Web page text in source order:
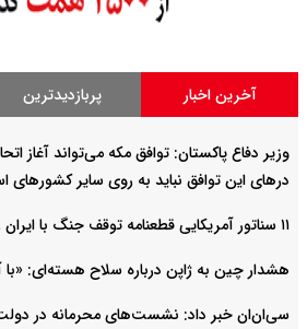
آخرین اخبار پربازدیدترین
وزیر دفاع پاکستان: توافق مکه می‌تواند آغاز
درهای این توافق نباید به روی سایر کشورهای
۱۱ سناتور آمریکایی قطعنامه توقف جنگ با ایران را ارائه کردند
هشدار چین به ژاپن درباره سلاح هسته‌ای:
سی‌ان‌ان خبر داد: نشست‌های محرمانه در